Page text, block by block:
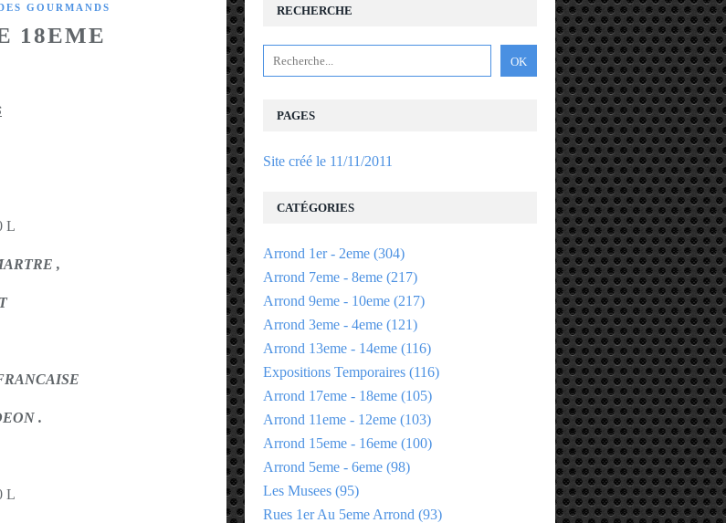
GOURMANDS
18EME
,
.
RECHERCHE
PAGES
Site créé le 11/11/2011
CATÉGORIES
Arrond 1er - 2eme (304)
Arrond 7eme - 8eme (217)
Arrond 9eme - 10eme (217)
Arrond 3eme - 4eme (121)
Arrond 13eme - 14eme (116)
Expositions Temporaires (116)
Arrond 17eme - 18eme (105)
Arrond 11eme - 12eme (103)
Arrond 15eme - 16eme (100)
Arrond 5eme - 6eme (98)
Les Musees (95)
Rues 1er Au 5eme Arrond (93)